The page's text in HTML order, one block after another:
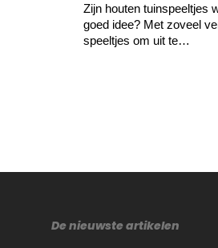
Zijn houten tuinspeeltjes
goed idee? Met zoveel
speeltjes om uit te…
De nieuwste artikelen